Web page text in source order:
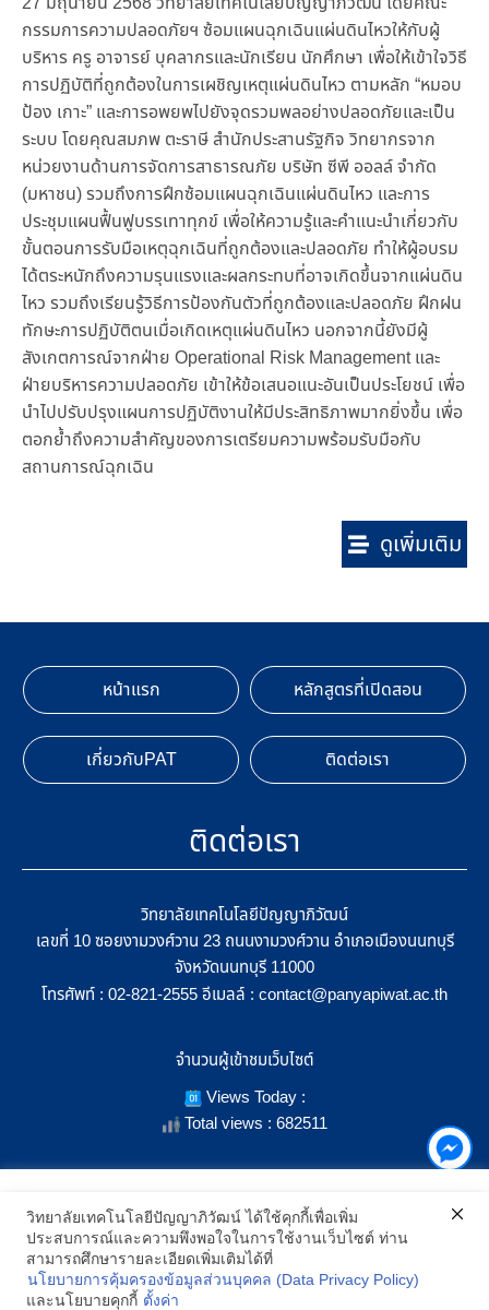
กรรมการความปลอดภัยฯ ซ้อมแผนฉุกเฉินแผ่นดินไหวให้กับผู้
บริหาร ครู อาจารย์ บุคลากรและนักเรียน นักศึกษา เพื่อให้เข้าใจวิธี
การปฏิบัติที่ถูกต้องในการเผชิญเหตุแผ่นดินไหว ตามหลัก “หมอบ
ป้อง เกาะ” และการอพยพไปยังจุดรวมพลอย่างปลอดภัยและเป็น
ระบบ โดยคุณสมภพ ตะราษี สำนักประสานรัฐกิจ วิทยากรจาก
หน่วยงานด้านการจัดการสาธารณภัย บริษัท ซีพี ออลล์ จำกัด
(มหาชน) รวมถึงการฝึกซ้อมแผนฉุกเฉินแผ่นดินไหว และการ
ประชุมแผนฟื้นฟูบรรเทาทุกข์ เพื่อให้ความรู้และคำแนะนำเกี่ยวกับ
ขั้นตอนการรับมือเหตุฉุกเฉินที่ถูกต้องและปลอดภัย ทำให้ผู้อบรม
ได้ตระหนักถึงความรุนแรงและผลกระทบที่อาจเกิดขึ้นจากแผ่นดิน
ไหว รวมถึงเรียนรู้วิธีการป้องกันตัวที่ถูกต้องและปลอดภัย ฝึกฝน
ทักษะการปฏิบัติตนเมื่อเกิดเหตุแผ่นดินไหว นอกจากนี้ยังมีผู้
สังเกตการณ์จากฝ่าย Operational Risk Management และ
ฝ่ายบริหารความปลอดภัย เข้าให้ข้อเสนอแนะอันเป็นประโยชน์ เพื่อ
นำไปปรับปรุงแผนการปฏิบัติงานให้มีประสิทธิภาพมากยิ่งขึ้น เพื่อ
ตอกย้ำถึงความสำคัญของการเตรียมความพร้อมรับมือกับ
สถานการณ์ฉุกเฉิน
ดูเพิ่มเติม
หน้าแรก หลักสูตรที่เปิดสอน
เกี่ยวกับPAT ติดต่อเรา
ติดต่อเรา
วิทยาลัยเทคโนโลยีปัญญาภิวัฒน์
เลขที่ 10 ซอยงามวงศ์วาน 23 ถนนงามวงศ์วาน อำเภอเมืองนนทบุรี
จังหวัดนนทบุรี 11000
โทรศัพท์ : 02-821-2555 อีเมลล์ : contact@panyapiwat.ac.th
จำนวนผู้เข้าชมเว็บไซต์
Views Today :
Total views : 682511
SHOW LOCATION ON MAP
2021 All Rights Reserved © Panyapiwat Learning Center | Privacy
เราใช้คุกกี้เพื่อเพิ่มประสิทธิภาพ และประสบการณ์ที่ดีในการใช้งาน
เว็บไซต์ เมื่อคุณกดยอมรับเราจะสามารถเลือกแสดงสิ่งที่น่าสนใจสำหรับ
คุณได้โดยเฉพาะ และหากคุณต้องการเปลี่ยนการตั้งค่าของคุกกี้
สามารถเลือกตั้งค่าความยินยอมการใช้คุกกี้ได้ โดยคลิก "การตั้งค่า"
อ่านนโยบายคุกกี้เพิ่มเติม
วิทยาลัยเทคโนโลยีปัญญาภิวัฒน์ ได้ใช้คุกกี้เพื่อเพิ่ม
ประสบการณ์และความพึงพอใจในการใช้งานเว็บไซต์ ท่าน
สามารถศึกษารายละเอียดเพิ่มเติมได้ที่
นโยบายการคุ้มครองข้อมูลส่วนบุคคล (Data Privacy Policy)
และนโยบายคุกกี้ ตั้งค่า